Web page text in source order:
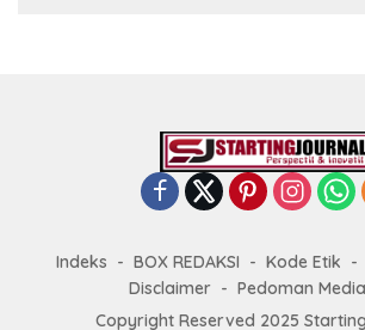
Indeks BOX REDAKSI Kode Etik
Disclaimer
Pedoman
Copyright Reserved 2025